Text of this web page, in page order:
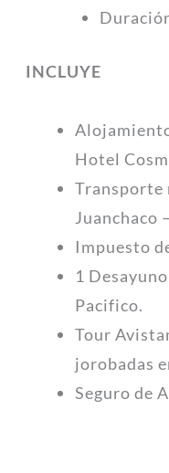
INCLUYE
Hotel
Transporte
Juanchaco
Impuesto
1
Pacifico.
Tour
jorobadas
Seguro de